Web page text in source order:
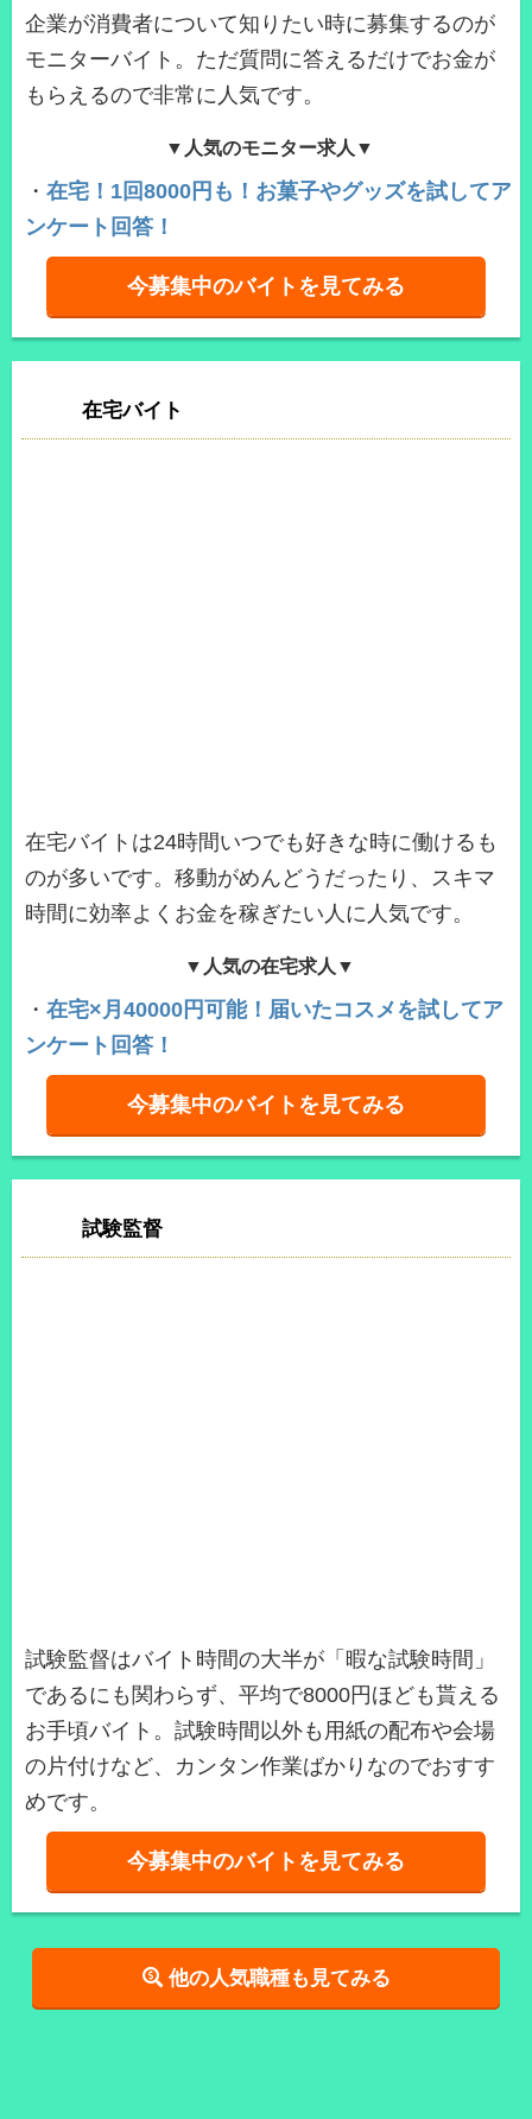
企業が消費者について知りたい時に募集するのが
モニターバイト。ただ質問に答えるだけでお金が
もらえるので非常に人気です。
▼人気のモニター求人▼
・ 在宅！1回8000円も！お菓子やグッズを試してア
ンケート回答！
今募集中のバイトを見てみる
在宅バイト
在宅バイトは24時間いつでも好きな時に働けるも
のが多いです。移動がめんどうだったり、スキマ
時間に効率よくお金を稼ぎたい人に人気です。
▼人気の在宅求人▼
・ 在宅×月40000円可能！届いたコスメを試してア
ンケート回答！
今募集中のバイトを見てみる
試験監督
試験監督はバイト時間の大半が「暇な試験時間」
であるにも関わらず、平均で8000円ほども貰える
お手頃バイト。試験時間以外も用紙の配布や会場
の片付けなど、カンタン作業ばかりなのでおすす
めです。
今募集中のバイトを見てみる
他の人気職種も見てみる